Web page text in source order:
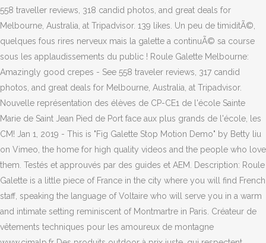
558 traveller reviews, 318 candid photos, and great deals for
Melbourne, Australia, at Tripadvisor. 139 likes. Un peu de timiditÃ©,
quelques fous rires nerveux mais la galette a continuÃ© sa course
sous les applaudissements du public ! Roule Galette Melbourne:
Amazingly good crepes - See 558 traveler reviews, 317 candid
photos, and great deals for Melbourne, Australia, at Tripadvisor.
Nouvelle représentation des élèves de CP-CE1 de l'école Sainte
Marie de Saint Jean Pied de Port face aux plus grands de l'école, les
CM! Jan 1, 2019 - This is "Fig Galette Stop Motion Demo" by Betty liu
on Vimeo, the home for high quality videos and the people who love
them. Testés et approuvés par des guides et AEM. Description: Roule
Galette is a little piece of France in the city where you will find French
staff, speaking the language of Voltaire who will serve you in a warm
and intimate setting reminiscent of Montmartre in Paris. Créateur de
vêtements techniques pour les amoureux de montagne